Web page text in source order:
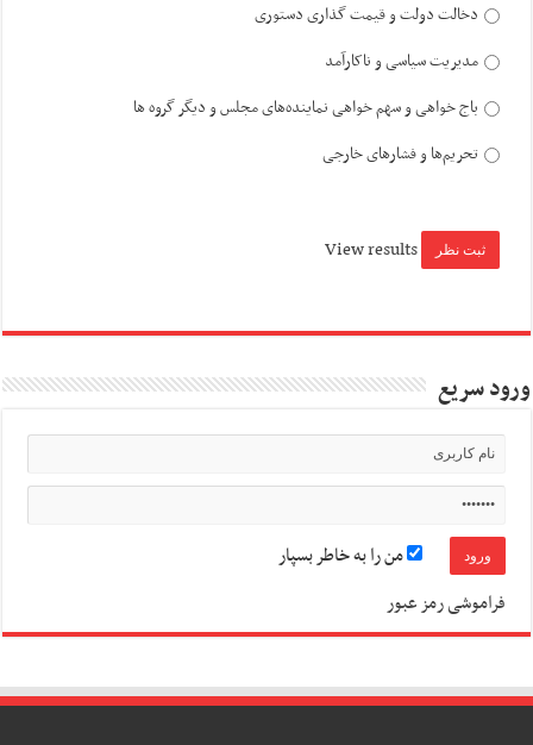
دخالت دولت و قیمت گذاری دستوری
مدیریت سیاسی و ناکارآمد
باج خواهی و سهم خواهی نماینده‌های مجلس و دیگر گروه ها
تحریم‌ها و فشارهای خارجی
View results
ورود سریع
من را به خاطر بسپار
فراموشی رمز عبور